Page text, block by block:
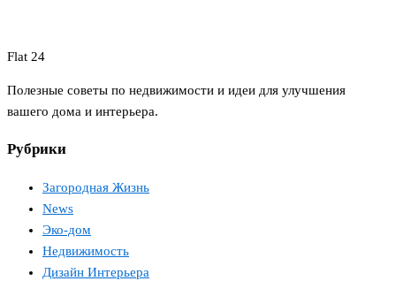
Flat 24
Полезные советы по недвижимости и идеи для улучшения
вашего дома и интерьера.
Рубрики
Загородная Жизнь
News
Эко-дом
Недвижимость
Дизайн Интерьера